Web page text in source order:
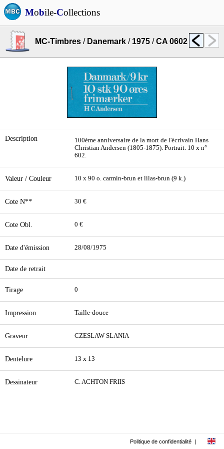
Mobile-Collections
MC-Timbres / Danemark / 1975 /CA 0602
Description
100ème anniversaire de la mort de l'écrivain Hans
Christian Andersen (1805-1875). Portrait. 10 x n°
602.
Valeur / Couleur 10 x 90 o. carmin-brun et lilas-brun (9 k.)
Cote N** 30 €
Cote Obl. 0 €
Date d'émission 28/08/1975
Date de retrait
Tirage 0
Impression Taille-douce
Graveur CZESLAW SLANIA
Dentelure 13 x 13
Dessinateur C. ACHTON FRIIS
Politique de confidentialité |